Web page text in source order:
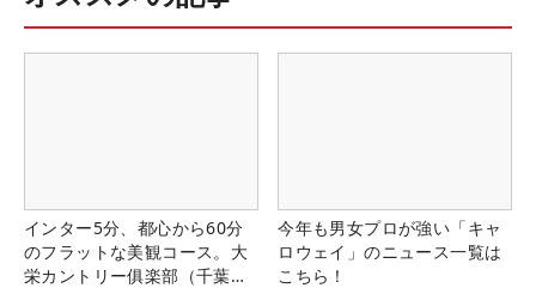
インター5分、都心から60分
のフラットな美観コース。大
栄カントリー俱楽部（千葉
今年も男女プロが強い「キャ
ロウェイ」のニュース一覧は
こちら！